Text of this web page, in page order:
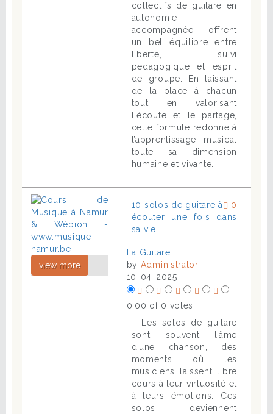
collectifs de guitare en
autonomie
accompagnée offrent
un bel équilibre entre
liberté, suivi
pédagogique et esprit
de groupe. En laissant
de la place à chacun
tout en valorisant
l'écoute et le partage,
cette formule redonne à
l’apprentissage musical
toute sa dimension
humaine et vivante.
view more
0
10 solos de guitare à
écouter une fois dans
sa vie ...
La Guitare
by Administrator
10-04-2025
0.00 of 0 votes
Les solos de guitare
sont souvent l’âme
d’une chanson, des
moments où les
musiciens laissent libre
cours à leur virtuosité et
à leurs émotions. Ces
solos deviennent